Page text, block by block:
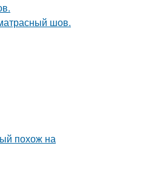
шов.
похож на